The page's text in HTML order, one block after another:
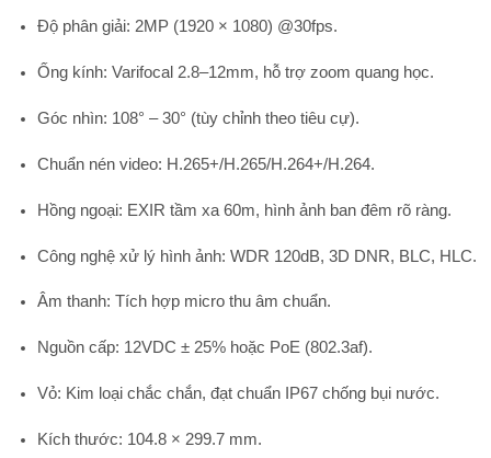
Độ phân giải: 2MP (1920 × 1080) @30fps.
Ống kính: Varifocal 2.8–12mm, hỗ trợ zoom quang học.
Góc nhìn: 108° – 30° (tùy chỉnh theo tiêu cự).
Chuẩn nén video: H.265+/H.265/H.264+/H.264.
Hồng ngoại: EXIR tầm xa 60m, hình ảnh ban đêm rõ ràng.
Công nghệ xử lý hình ảnh: WDR 120dB, 3D DNR, BLC, HLC.
Âm thanh: Tích hợp micro thu âm chuẩn.
Nguồn cấp: 12VDC ± 25% hoặc PoE (802.3af).
Vỏ: Kim loại chắc chắn, đạt chuẩn IP67chống bụi nước.
Kích thước: 104.8 × 299.7 mm.